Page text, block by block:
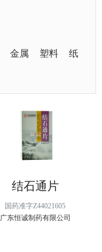
金属 塑料
纸
结石通片
国药准字Z44021605
广东恒诚制药有限公司